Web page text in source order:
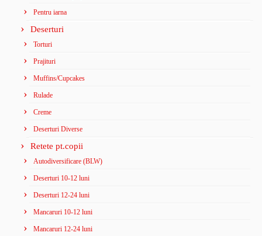
Pentru iarna
Deserturi
Torturi
Prajituri
Muffins/Cupcakes
Rulade
Creme
Deserturi Diverse
Retete pt.copii
Autodiversificare (BLW)
Deserturi 10-12 luni
Deserturi 12-24 luni
Mancaruri 10-12 luni
Mancaruri 12-24 luni